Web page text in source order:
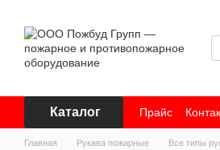
Каталог Прайс
Главная Рукава пожарные Все типы